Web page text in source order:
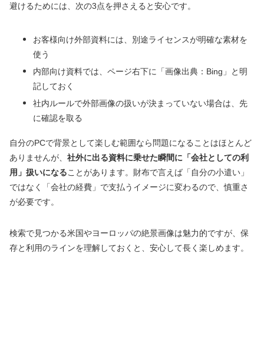
避けるためには、次の3点を押さえると安心です。
お客様向け外部資料には、別途ライセンスが明確な素材を
使う
内部向け資料では、ページ右下に「画像出典：Bing」と明
記しておく
社内ルールで外部画像の扱いが決まっていない場合は、先
に確認を取る
自分のPCで背景として楽しむ範囲なら問題になることはほとんど
ありませんが、 社外に出る資料に乗せた瞬間に「会社としての利
用」扱いになることがあります。財布で言えば「自分の小遣い」
ではなく「会社の経費」で支払うイメージに変わるので、慎重さ
が必要です。
検索で見つかる米国やヨーロッパの絶景画像は魅力的ですが、保
存と利用のラインを理解しておくと、安心して長く楽しめます。